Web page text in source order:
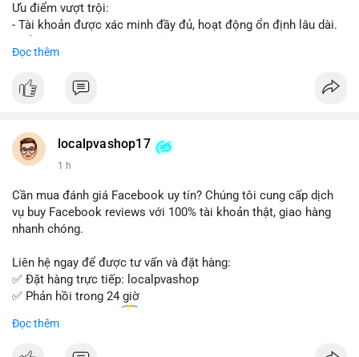
Ưu điểm vượt trội:
- Tài khoản được xác minh đầy đủ, hoạt động ổn định lâu dài.
- Giao dịch an toàn, bảo mật thông tin.
Đặt hàng ngay hôm nay để nhận ưu đãi tốt nhất!
- WhatsApp: +1 (66
215-8938
- Telegram: @localpvashop
Đừng bỏ lỡ cơ hội sở hữu tài khoản WeChat chất lượng với giá
tốt. Liên hệ ngay!
Đọc thêm
localpvashop17
1 h
Cần mua đánh giá Facebook uy tín? Chúng tôi cung cấp dịch
vụ buy Facebook reviews với 100% tài khoản thật, giao hàng
nhanh chóng.
Liên hệ ngay để được tư vấn và đặt hàng:
✅ Đặt hàng trực tiếp: localpvashop
✅ Phản hồi trong 24 giờ
✅ WhatsApp: +1 (66
✅ Telegram: @localpvashop
✅ Email: localpvashop@gmail.com
Đọc thêm